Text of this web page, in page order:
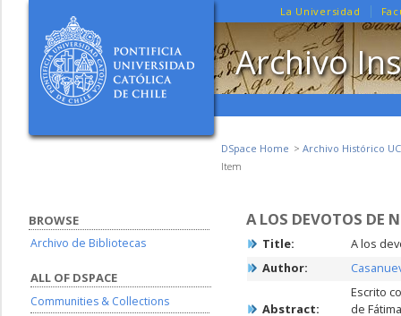
La Universidad
Archivo
DSpace Home
Archivo Histórico UC
Item
A LOS DEVOTOS DE
Title:
A los
Author:
Abstract:
Escrito
de
BROWSE
Archivo de Bibliotecas
ALL OF DSPACE
Communities & Collections